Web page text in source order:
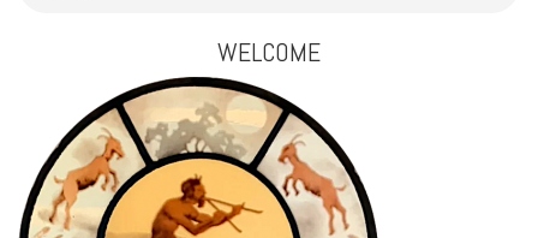
WELCOME